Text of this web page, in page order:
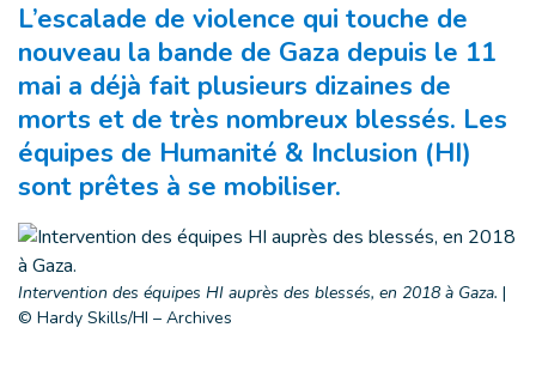
L’escalade de violence qui touche de
nouveau la bande de Gaza depuis le 11
mai a déjà fait plusieurs dizaines de
morts et de très nombreux blessés. Les
équipes de Humanité & Inclusion (HI)
sont prêtes à se mobiliser.
Intervention des équipes HI auprès des blessés, en 2018 à Gaza. |
© Hardy Skills/HI – Archives